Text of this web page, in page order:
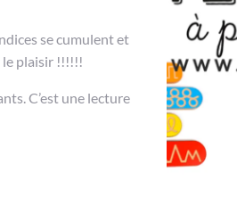
se cumulent et
le plaisir !!!!!!
C’est une lecture